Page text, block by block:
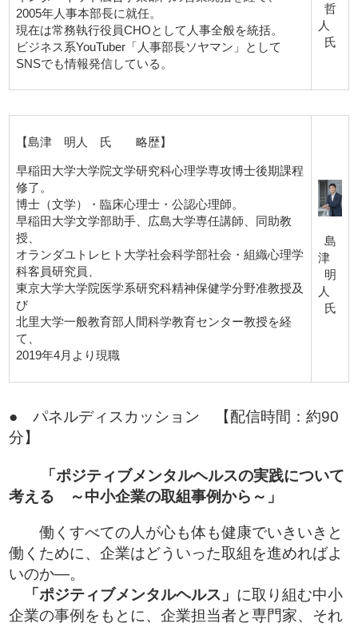
2005年人事本部長に就任。
現在は常務執行役員CHOとして人事全般を統括。
ビジネス系YouTuber「人事部長ソヤマン」として
SNSでも情報発信している。
哲
人
氏
【島津 明人 氏 略歴】
早稲田大学大学院文学研究科心理学専攻博士後期課程
修了。
博士（文学）・臨床心理士・公認心理師。
早稲田大学文学部助手、広島大学専任講師、同助教
授、
オランダユトレヒト大学社会科学部社会・組織心理学
科客員研究員、
東京大学大学院医学系研究科精神保健学分野准教授及
び
北里大学一般教育部人間科学教育センター教授を経
て、
2019年4月より現職
島
津
明
人
氏
● パネルディスカッション 【配信時間：約90
分】
「ポジティブメンタルヘルスの実践について
考える ～中小企業の取組事例から～」
働くすべての人が心も体も健康でいきいきと
働くために、企業はどういった取組を進めればよ
いのか―。
「ポジティブメンタルヘルス」 に取り組む中小
企業の事例をもとに、企業担当者と専門家、それ